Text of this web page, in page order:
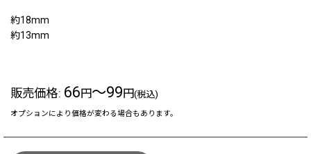
約18mm
約13mm
販売価格: 66円～99円(税込)
オプションにより価格が変わる場合もあります。